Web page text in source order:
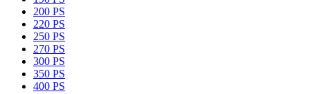
200 PS
220 PS
250 PS
270 PS
300 PS
350 PS
400 PS